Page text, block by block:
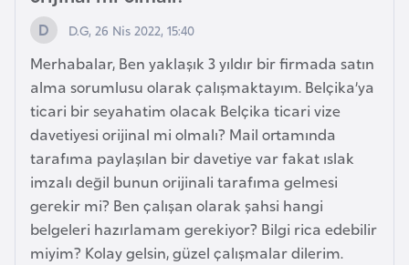
D.G, 26 Nis 2022, 15:40
Merhabalar, Ben yaklaşık 3 yıldır bir firmada satın
alma sorumlusu olarak çalışmaktayım. Belçika’ya
ticari bir seyahatim olacak Belçika ticari vize
davetiyesi orijinal mi olmalı? Mail ortamında
tarafıma paylaşılan bir davetiye var fakat ıslak
imzalı değil bunun orijinali tarafıma gelmesi
gerekir mi? Ben çalışan olarak şahsi hangi
belgeleri hazırlamam gerekiyor? Bilgi rica edebilir
miyim? Kolay gelsin, güzel çalışmalar dilerim.
r
e
G
ü
n
e
y
S
u
d